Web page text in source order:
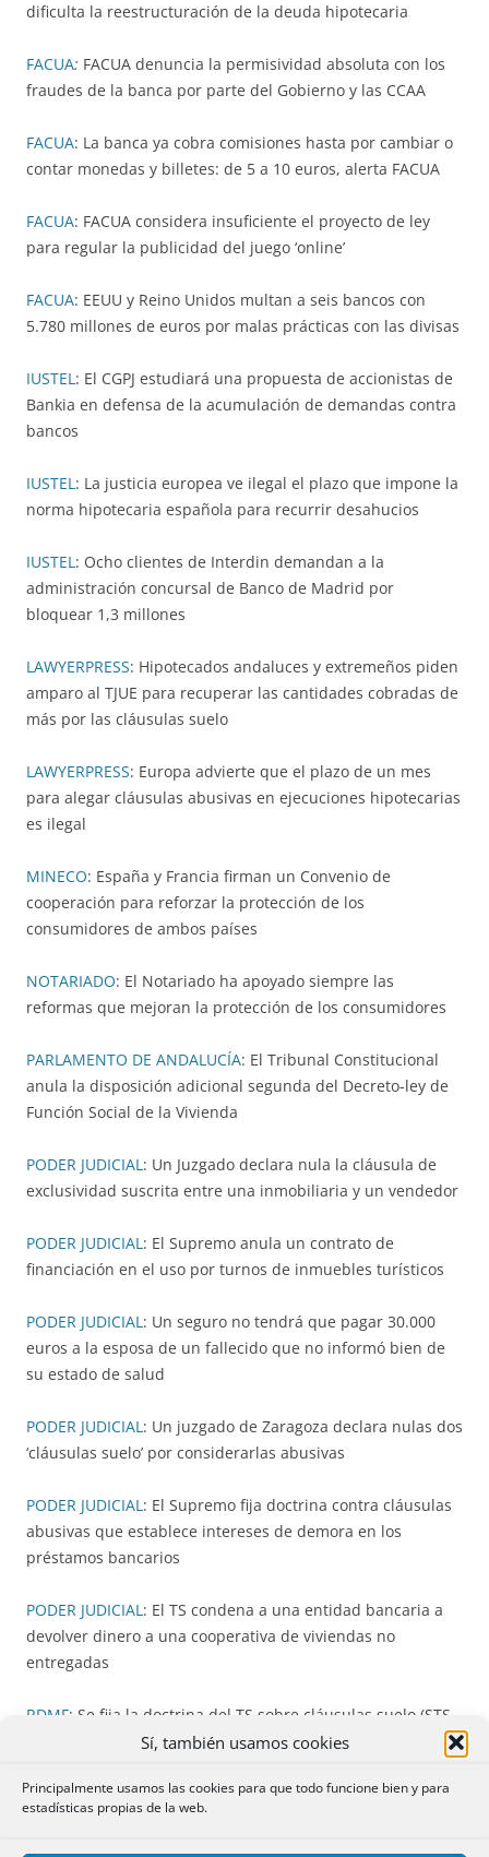
Sí, también usamos cookies
Principalmente usamos las cookies para que todo funcione bien y para
estadísticas propias de la web.
dificulta la reestructuración de la deuda hipotecaria
FACUA: FACUA denuncia la permisividad absoluta con los
fraudes de la banca por parte del Gobierno y las CCAA
FACUA: La banca ya cobra comisiones hasta por cambiar o
contar monedas y billetes: de 5 a 10 euros, alerta FACUA
FACUA: FACUA considera insuficiente el proyecto de ley
para regular la publicidad del juego ‘online’
FACUA: EEUU y Reino Unidos multan a seis bancos con
5.780 millones de euros por malas prácticas con las divisas
IUSTEL: El CGPJ estudiará una propuesta de accionistas de
Bankia en defensa de la acumulación de demandas contra
bancos
IUSTEL: La justicia europea ve ilegal el plazo que impone la
norma hipotecaria española para recurrir desahucios
IUSTEL: Ocho clientes de Interdin demandan a la
administración concursal de Banco de Madrid por
bloquear 1,3 millones
LAWYERPRESS: Hipotecados andaluces y extremeños piden
amparo al TJUE para recuperar las cantidades cobradas de
más por las cláusulas suelo
LAWYERPRESS: Europa advierte que el plazo de un mes
para alegar cláusulas abusivas en ejecuciones hipotecarias
es ilegal
MINECO: España y Francia firman un Convenio de
cooperación para reforzar la protección de los
consumidores de ambos países
NOTARIADO: El Notariado ha apoyado siempre las
reformas que mejoran la protección de los consumidores
PARLAMENTO DE ANDALUCÍA: El Tribunal Constitucional
anula la disposición adicional segunda del Decreto-ley de
Función Social de la Vivienda
PODER JUDICIAL: Un Juzgado declara nula la cláusula de
exclusividad suscrita entre una inmobiliaria y un vendedor
PODER JUDICIAL: El Supremo anula un contrato de
financiación en el uso por turnos de inmuebles turísticos
PODER JUDICIAL: Un seguro no tendrá que pagar 30.000
euros a la esposa de un fallecido que no informó bien de
su estado de salud
PODER JUDICIAL: Un juzgado de Zaragoza declara nulas dos
‘cláusulas suelo’ por considerarlas abusivas
PODER JUDICIAL: El Supremo fija doctrina contra cláusulas
abusivas que establece intereses de demora en los
préstamos bancarios
PODER JUDICIAL: El TS condena a una entidad bancaria a
devolver dinero a una cooperativa de viviendas no
entregadas
RDMF: Se fija la doctrina del TS sobre cláusulas suelo (STS
RDMF: La hipoteca no determinó el precio de tasación (STC
2 marzo 2015)